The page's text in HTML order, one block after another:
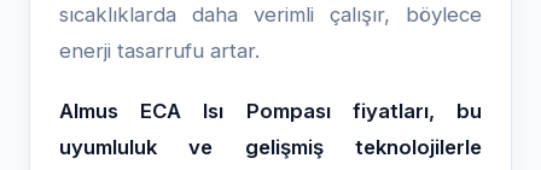
sıcaklıklarda daha verimli çalışır, böylece
enerji tasarrufu artar.
Almus ECA Isı Pompası fiyatları, bu
uyumluluk ve gelişmiş teknolojilerle